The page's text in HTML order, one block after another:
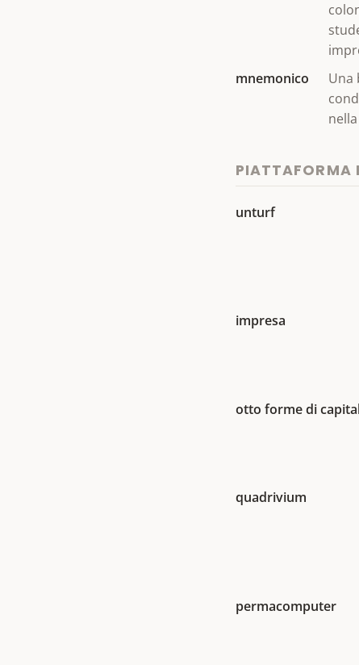
mnemonico
Una
PIATTAFORMA
unturf
impresa
otto forme di
quadrivium
permacomputer